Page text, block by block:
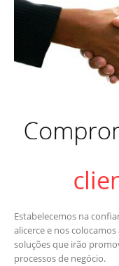
Estabelecemos na
alicerce e nos
soluções que irão
processos de negócio.